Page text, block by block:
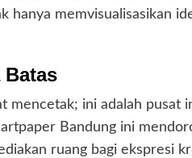
hanya memvisualisasikan
mencetak; ini adalah
Bandung ini
ruang bagi ekspresi